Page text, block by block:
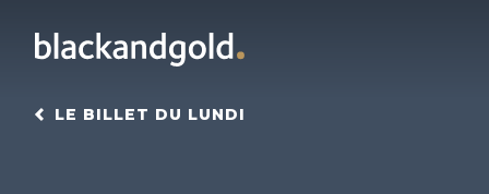
LE BILLET DU LUNDI